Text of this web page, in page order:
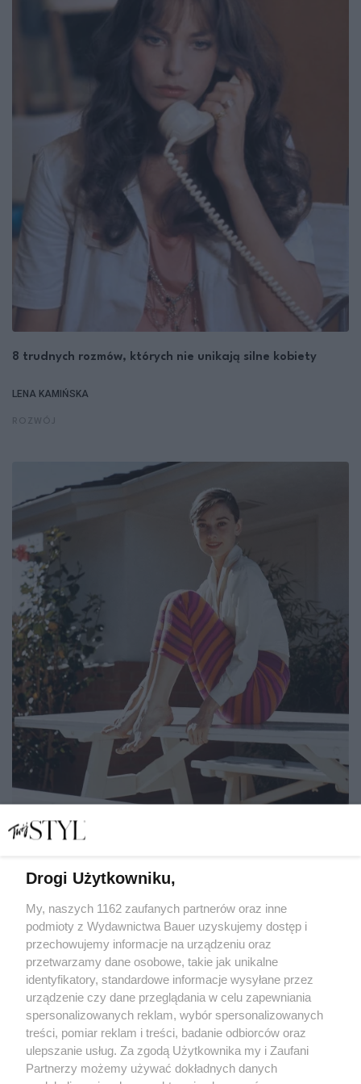
8 trudnych rozmów, których nie unikają silne kobiety
LENA KAMIŃSKA
mają te 6 nawyków
LENA KAMIŃSKA
ROZWÓJ
Drogi Użytkowniku,
My, naszych 1162 zaufanych partnerów oraz inne
podmioty z Wydawnictwa Bauer uzyskujemy dostęp i
przechowujemy informacje na urządzeniu oraz
przetwarzamy dane osobowe, takie jak unikalne
identyfikatory, standardowe informacje wysyłane przez
urządzenie czy dane przeglądania w celu zapewniania
spersonalizowanych reklam, wybór spersonalizowanych
treści, pomiar reklam i treści, badanie odbiorców oraz
ulepszanie usług. Za zgodą Użytkownika my i Zaufani
Partnerzy możemy używać dokładnych danych